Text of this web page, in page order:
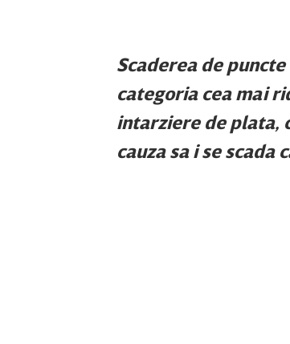
Scaderea de
categoria cea mai
intarziere de plata,
cauza sa i se scada